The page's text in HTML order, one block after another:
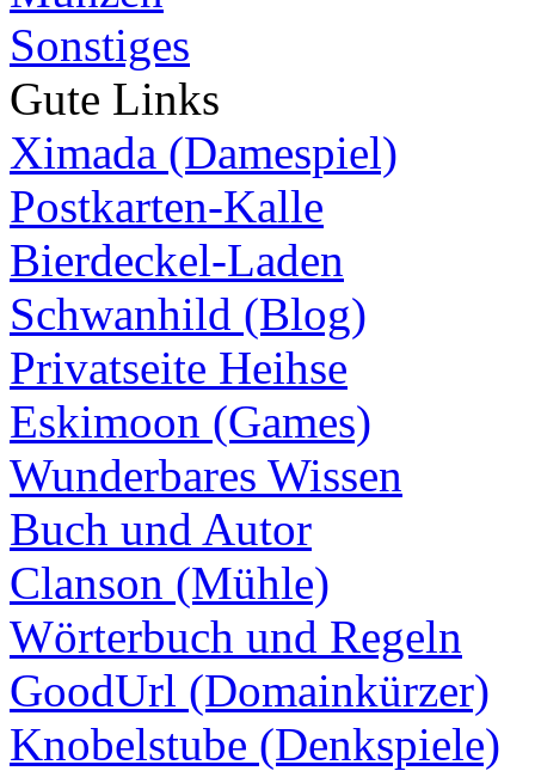
Sonstiges
Gute Links
Ximada (Damespiel)
Postkarten-Kalle
Bierdeckel-Laden
Schwanhild (Blog)
Privatseite Heihse
Eskimoon (Games)
Wunderbares Wissen
Buch und Autor
Clanson (Mühle)
Wörterbuch und Regeln
GoodUrl (Domainkürzer)
Knobelstube (Denkspiele)